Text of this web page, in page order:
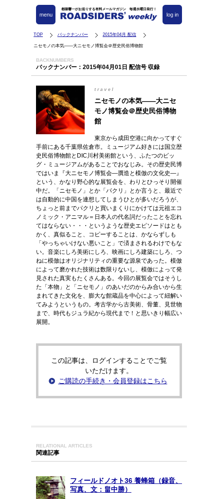
都築響一がお送りする有料メールマガジン 毎週水曜日発行！
log in
menu
TOP バックナンバー 2015年04月 配信
ニセモノの本気――大ニセモノ博覧会＠歴史民俗博物館
BACKNUMBERS
バックナンバー：2015年04月01日 配信号 収録
travel
ニセモノの本気――大ニセ
モノ博覧会＠歴史民俗博物
館
東京から成田空港に向かってすぐ
手前にある千葉県佐倉市。ミュージアム好きには国立歴
史民俗博物館とDIC川村美術館という、ふたつのビッ
グ・ミュージアムがあることでおなじみ。その歴史民博
ではいま『大ニセモノ博覧会―贋造と模倣の文化史―』
という、かなり野心的な展覧会を、わりとひっそり開催
中だ。「ニセモノ」とか「パクリ」とか言うと、最近で
は自動的に中国を連想してしまうひとが多いだろうが、
ちょっと前までパクリと買いまくりにかけては元祖エコ
ノミック・アニマル＝日本人の代名詞だったことを忘れ
てはならない・・・というような歴史エピソードはとも
かく、真似ること、コピーすることは、かならずしも
「やっちゃいけない悪いこと」で済まされるわけでもな
い。音楽にしろ美術にしろ、映画にしろ建築にしろ、つ
ねに模倣はオリジナリティの重要な源泉であった。模倣
によって磨かれた技術は数限りないし、模倣によって発
見された真実もたくさんある。今回の展覧会ではそうし
た「本物」と「ニセモノ」のあいだのからみ合いから生
まれてきた文化を、膨大な館蔵品を中心によって紐解い
てみようというもの。考古学から古美術、骨董、見世物
まで、時代もジュラ紀から現代まで！と思いきり幅広い
展開。
この記事は、ログインすることでご覧
いただけます。
ご購読の手続き・会員登録はこちら
RELATIONAL ARTICLES
関連記事
フィールドノオト36 養蜂箱（録音、
写真、文：畠中勝）